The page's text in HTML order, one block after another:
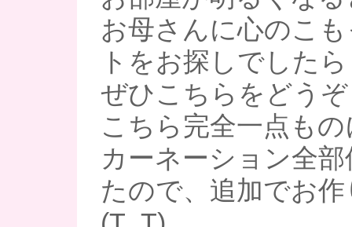
お母さんに心のこ
トをお探しでしたら
ぜひこちらをどうぞ
こちら完全一点も
カーネーション全
たので、追加でお